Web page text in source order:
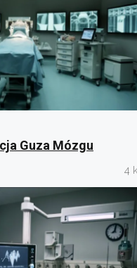
Guza Mózgu
4